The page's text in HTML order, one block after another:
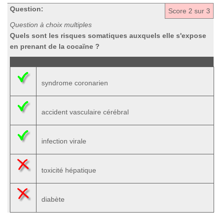
Score 2 sur 3
Question:
Question à choix multiples
Quels sont les risques somatiques auxquels elle s'expose
en prenant de la cocaïne ?
syndrome coronarien
accident vasculaire cérébral
infection virale
toxicité hépatique
diabète